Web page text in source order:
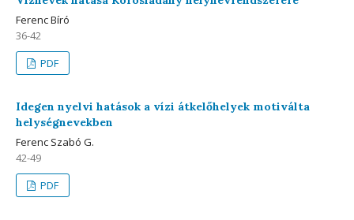
Ferenc Bíró
36-42
PDF
Idegen nyelvi hatások a vízi átkelőhelyek motiválta
helységnevekben
Ferenc Szabó G.
42-49
PDF